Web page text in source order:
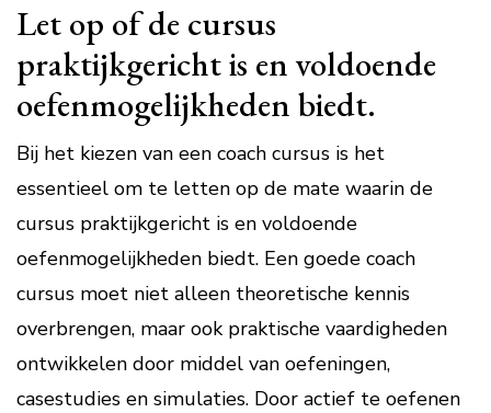
Let op of de cursus
praktijkgericht is en voldoende
oefenmogelijkheden biedt.
Bij het kiezen van een coach cursus is het
essentieel om te letten op de mate waarin de
cursus praktijkgericht is en voldoende
oefenmogelijkheden biedt. Een goede coach
cursus moet niet alleen theoretische kennis
overbrengen, maar ook praktische vaardigheden
ontwikkelen door middel van oefeningen,
casestudies en simulaties. Door actief te oefenen